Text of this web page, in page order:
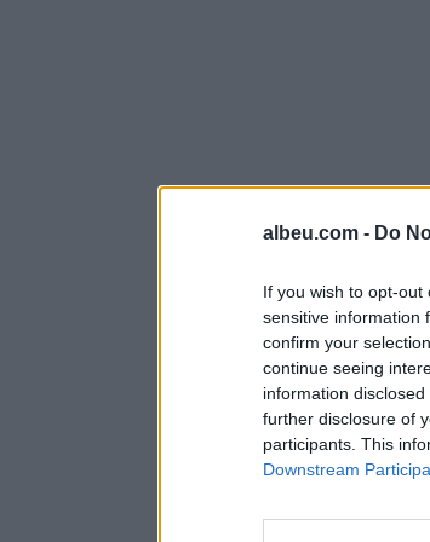
albeu.com - Do
If you wish to opt-
sensitive information
confirm your
continue seeing
information
further disclosure of
participants. This
Downstream